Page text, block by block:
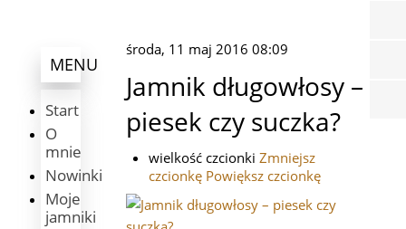
środa, 11 maj 2016 08:09
Jamnik długowłosy –
piesek czy suczka?
wielkość czcionki Zmniejsz
czcionkę Powiększ czcionkę
MENU
Start
O
mnie
Nowinki
Moje
jamniki